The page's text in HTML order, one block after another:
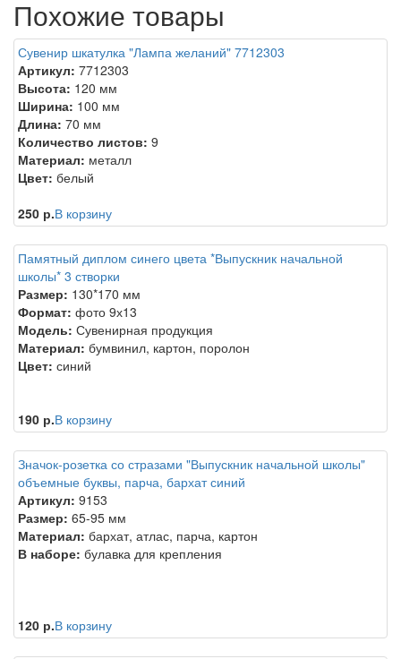
Похожие товары
Сувенир шкатулка "Лампа желаний" 7712303
Артикул: 7712303
Высота: 120 мм
Ширина: 100 мм
Длина: 70 мм
Количество листов: 9
Материал: металл
Цвет: белый
250 р.В корзину
Памятный диплом синего цвета *Выпускник начальной
школы* 3 створки
Размер: 130*170 мм
Формат: фото 9х13
Модель: Сувенирная продукция
Материал: бумвинил, картон, поролон
Цвет: синий
190 р.В корзину
Значок-розетка со стразами "Выпускник начальной школы"
объемные буквы, парча, бархат синий
Артикул: 9153
Размер: 65-95 мм
Материал: бархат, атлас, парча, картон
В наборе: булавка для крепления
120 р.В корзину